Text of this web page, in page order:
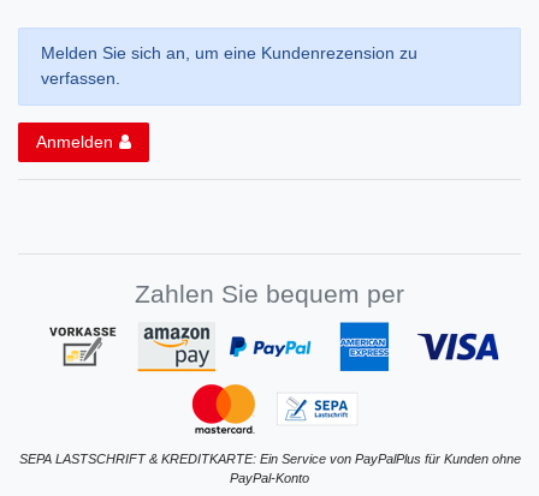
Melden Sie sich an, um eine Kundenrezension zu
verfassen.
Anmelden
Zahlen Sie bequem per
SEPA LASTSCHRIFT & KREDITKARTE: Ein Service von PayPalPlus für Kunden ohne
PayPal-Konto